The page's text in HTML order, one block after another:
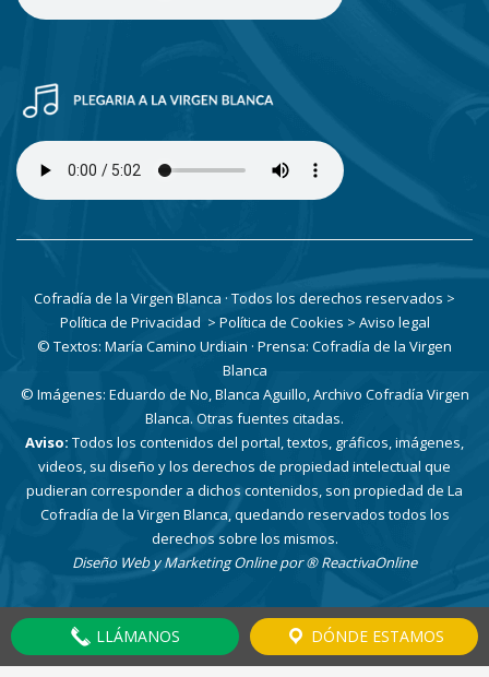
Cofradía de la Virgen Blanca · Todos los derechos reservados >
Política de Privacidad > Política de Cookies > Aviso legal
© Textos: María Camino Urdiain · Prensa: Cofradía de la Virgen
Blanca
© Imágenes: Eduardo de No, Blanca Aguillo, Archivo Cofradía Virgen
Blanca. Otras fuentes citadas.
Aviso: Todos los contenidos del portal, textos, gráficos, imágenes,
videos, su diseño y los derechos de propiedad intelectual que
pudieran corresponder a dichos contenidos, son propiedad de La
Cofradía de la Virgen Blanca, quedando reservados todos los
derechos sobre los mismos.
Diseño Web y Marketing Online por® ReactivaOnline
LLÁMANOS DÓNDE ESTAMOS